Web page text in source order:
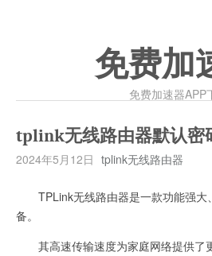
免费加
免费加速器APP
tplink无线路由器默认密
2024年5月12日 tplink无线路由器
TPLink无线路由器是一款功能强大
备。
其高速传输速度为家庭网络提供了